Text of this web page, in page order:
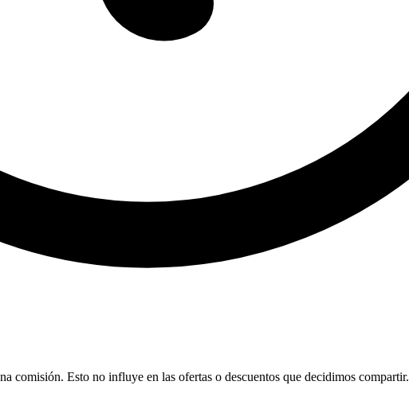
comisión. Esto no influye en las ofertas o descuentos que decidimos compartir.